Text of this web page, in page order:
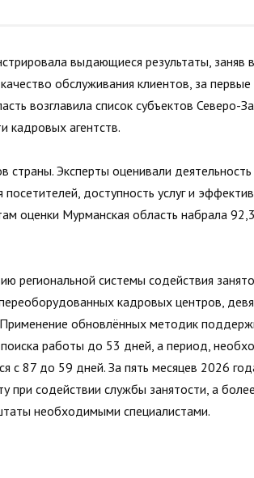
выдающиеся результаты, заняв
обслуживания клиентов, за первые
возглавила список субъектов Северо-
кадровых агентств.
Эксперты оценивали
доступность услуг и
оценки Мурманская область набрала
региональной системы содействия
кадровых центров,
обновлённых методик
работы до 53 дней, а период,
с 87 до 59 дней. За пять месяцев 2026
при содействии службы занятости, а
необходимыми специалистами.